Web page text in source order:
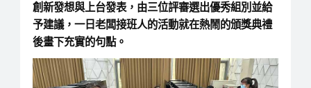
創新發想與上台發表，由三位評審選出優秀組別並給
予建議，一日老闆接班人的活動就在熱鬧的頒獎典禮
後畫下充實的句點。